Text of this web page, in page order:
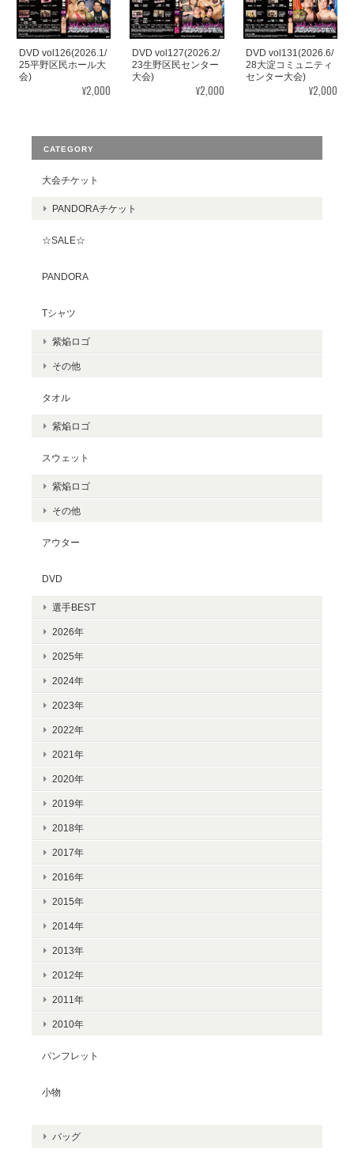
DVD vol126(2026.1/
25平野区民ホール大
会)
¥2,000
DVD vol127(2026.2/
23生野区民センター
大会)
¥2,000
DVD vol131(2026.6/
28大淀コミュニティ
センター大会)
¥2,000
CATEGORY
大会チケット
PANDORAチケット
☆SALE☆
PANDORA
Tシャツ
紫焔ロゴ
その他
タオル
紫焔ロゴ
スウェット
紫焔ロゴ
その他
アウター
DVD
選手BEST
2026年
2025年
2024年
2023年
2022年
2021年
2020年
2019年
2018年
2017年
2016年
2015年
2014年
2013年
2012年
2011年
2010年
パンフレット
小物
バッグ